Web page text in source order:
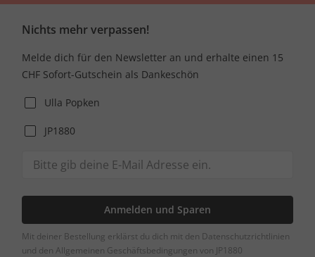
Nichts mehr verpassen!
Melde dich für den Newsletter an und erhalte einen 15
CHF Sofort-Gutschein als Dankeschön
Ulla Popken
JP1880
Anmelden und Sparen
Mit deiner Bestellung erklärst du dich mit den Datenschutzrichtlinien
und den Allgemeinen Geschäftsbedingungen von JP1880